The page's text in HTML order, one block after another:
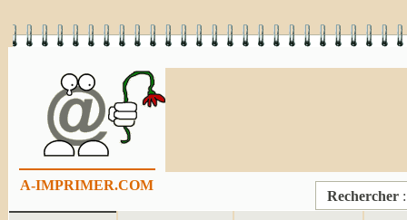
A-IMPRIMER.COM
Rechercher